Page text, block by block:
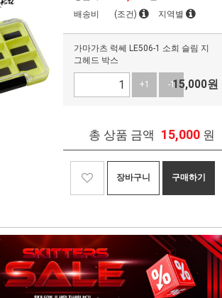
배송비
(조건) 지역별
가마가츠 럭쎄 LE506-1 소희 슬림 지
그헤드 박스
+1 -115,000원
총 상품 금액 15,000 원
장바구니 구매하기